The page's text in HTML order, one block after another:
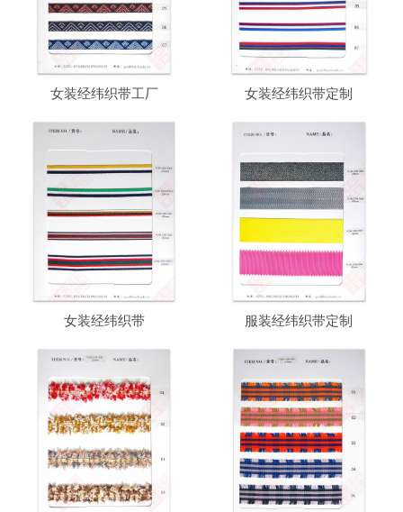
女装经纬织带工厂 女装经纬织带定制
女装经纬织带 服装经纬织带定制